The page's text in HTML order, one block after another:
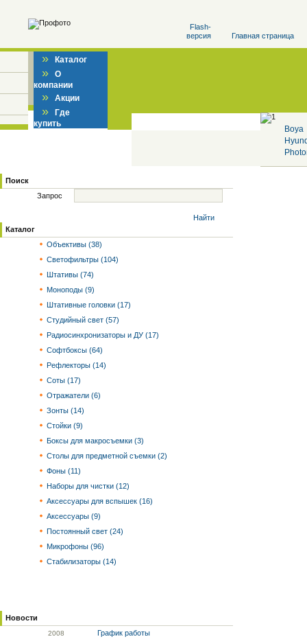
Flash-
версия
Главная страница
» Каталог
» О
компании
» Акции
» Где
купить
Boya
Поиск
Запрос
Найти
Каталог
Объективы (38)
Светофильтры (104)
Штативы (74)
Моноподы (9)
Штативные головки (17)
Студийный свет (57)
Радиосинхронизаторы и ДУ (17)
Софтбоксы (64)
Рефлекторы (14)
Соты (17)
Отражатели (6)
Зонты (14)
Стойки (9)
Боксы для макросъемки (3)
Столы для предметной съемки (2)
Фоны (11)
Наборы для чистки (12)
Аксессуары для вспышек (16)
Аксессуары (9)
Постоянный свет (24)
Микрофоны (96)
Стабилизаторы (14)
Новости
2008 График работы